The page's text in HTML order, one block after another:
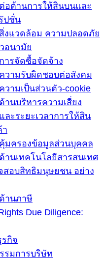
อต้านการให้สินบนและ
ปชั่น
งแวดล้อม ความปลอดภัย
อนามัย
ารจัดซื้อจัดจ้าง
วามรับผิดชอบต่อสังคม
วามเป็นส่วนตัว-cookie
านบริหารความเสี่ยง
ละระยะเวลาการให้สิน
า
มครองข้อมูลส่วนบุคคล
านเทคโนโลยีสารสนเทศ
สอบสิทธิมนุษยชน อย่าง
านภาษี
Due Diligence:
กิจ
รมการบริษัท